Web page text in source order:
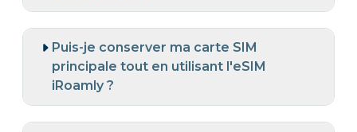
Puis-je conserver ma carte SIM
principale tout en utilisant l'eSIM
iRoamly ?